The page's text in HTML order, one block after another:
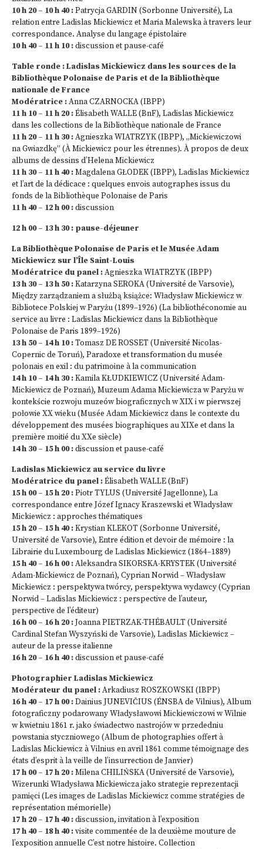
10 h 20 – 10 h 40 :Patrycja GARDIN (Sorbonne Université), La
relation entre Ladislas Mickiewicz et Maria Malewska à travers leur
correspondance. Analyse du langage épistolaire
10 h 40 – 11 h 10 :discussion et pause-café
Table ronde : Ladislas Mickiewicz dans les sources de la
Bibliothèque Polonaise de Paris et de la Bibliothèque
nationale de France
Modératrice :Anna CZARNOCKA (IBPP)
11 h 10 – 11 h 20 :Élisabeth WALLE (BnF), Ladislas Mickiewicz
dans les collections de la Bibliothèque nationale de France
11 h 20 – 11 h 30 :Agnieszka WIATRZYK (IBPP), „Mickiewiczowi
na Gwiazdkę” (À Mickiewicz pour les étrennes). À propos de deux
albums de dessins d’Helena Mickiewicz
11 h 30 – 11 h 40 :Magdalena GŁODEK (IBPP), Ladislas Mickiewicz
et l’art de la dédicace : quelques envois autographes issus du
fonds de la Bibliothèque Polonaise de Paris
11 h 40 – 12 h 00 :discussion
12 h 00 – 13 h 30 : pause-déjeuner
La Bibliothèque Polonaise de Paris et le Musée Adam
Mickiewicz sur l’Île Saint-Louis
Modératrice du panel :Agnieszka WIATRZYK (IBPP)
13 h 30 – 13 h 50 :Katarzyna SEROKA (Université de Varsovie),
Między zarządzaniem a służbą książce: Władysław Mickiewicz w
Bibliotece Polskiej w Paryżu (1899–1926) (La bibliothéconomie au
service au livre : Ladislas Mickiewicz dans la Bibliothèque
Polonaise de Paris 1899–1926)
13 h 50 – 14 h 10 :Tomasz DE ROSSET (Université Nicolas-
Copernic de Toruń), Paradoxe et transformation du musée
polonais en exil : du patrimoine à la communication
14 h 10 – 14 h 30 :Kamila KŁUDKIEWICZ (Université Adam-
Mickiewicz de Poznań), Muzeum Adama Mickiewicza w Paryżu w
kontekście rozwoju muzeów biograficznych w XIX i w pierwszej
połowie XX wieku (Musée Adam Mickiewicz dans le contexte du
développement des musées biographiques au XIXe et dans la
première moitié du XXe siècle)
14 h 30 – 15 h 00 :discussion et pause-café
Ladislas Mickiewicz au service du livre
Modératrice du panel :Élisabeth WALLE (BnF)
15 h 00 – 15 h 20 :Piotr TYLUS (Université Jagellonne), La
correspondance entre Józef Ignacy Kraszewski et Władysław
Mickiewicz : approches thématiques
15 h 20 – 15 h 40 :Krystian KLEKOT (Sorbonne Université,
Université de Varsovie), Entre édition et devoir de mémoire : la
Librairie du Luxembourg de Ladislas Mickiewicz (1864–1889)
15 h 40 – 16 h 00 :Aleksandra SIKORSKA-KRYSTEK (Université
Adam-Mickiewicz de Poznań), Cyprian Norwid – Władysław
Mickiewicz : perspektywa twórcy, perspektywa wydawcy (Cyprian
Norwid – Ladislas Mickiewicz : perspective de l’auteur,
perspective de l’éditeur)
16 h 00 – 16 h 20 :Joanna PIETRZAK-THÉBAULT (Université
Cardinal Stefan Wyszyński de Varsovie), Ladislas Mickiewicz –
auteur de la presse italienne
16 h 20 – 16 h 40 :discussion et pause-café
Photographier Ladislas Mickiewicz
Modérateur du panel :Arkadiusz ROSZKOWSKI (IBPP)
16 h 40 – 17 h 00 :Dainius JUNEVIČIUS (ÉNSBA de Vilnius), Album
fotograficzny podarowany Władysławowi Mickiewiczowi w Wilnie
w kwietniu 1861 r. jako świadectwo nastrojów w przededniu
powstania styczniowego (Album de photographies offert à
Ladislas Mickiewicz à Vilnius en avril 1861 comme témoignage des
états d’esprit à la veille de l’insurrection de Janvier)
17 h 00 – 17 h 20 :Milena CHILIŃSKA (Université de Varsovie),
Wizerunki Władysława Mickiewicza jako strategie reprezentacji
pamięci (Les images de Ladislas Mickiewicz comme stratégies de
représentation mémorielle)
17 h 20 – 17 h 40 :discussion, invitation à l’exposition
17 h 40 – 18 h 40 :visite commentée de la deuxième mouture de
l’exposition annuelle C’est notre histoire. Collection